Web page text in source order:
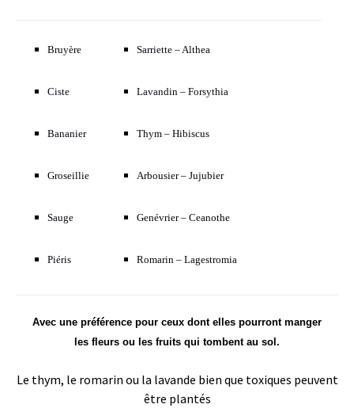
Bruyère
Ciste
Bananier
Groseillie
Sauge
Piéris
Sarriette – Althea
Lavandin – Forsythia
Thym – Hibiscus
Arbousier – Jujubier
Genévrier – Ceanothe
Romarin – Lagestromia
Avec une préférence pour ceux dont elles pourront manger
les fleurs ou les fruits qui tombent au sol.
Le thym, le romarin ou la lavande bien que toxiques peuvent
être plantés